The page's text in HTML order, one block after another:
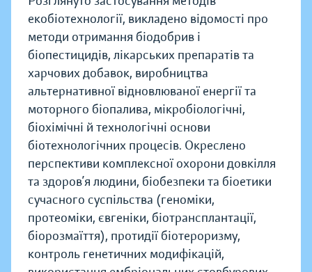
екобіотехнології, викладено відомості про
методи отримання біодобрив і
біопестицидів, лікарських препаратів та
харчових добавок, виробництва
альтернативної відновлюваної енергії та
моторного біопалива, мікробіологічні,
біохімічні й технологічні основи
біотехнологічних процесів. Окреслено
перспективи комплексної охорони довкілля
та здоров’я людини, біобезпеки та біоетики
сучасного суспільства (геноміки,
протеоміки, євгеніки, біотрансплантації,
біорозмаїття), протидії біотероризму,
контроль генетичних модифікацій,